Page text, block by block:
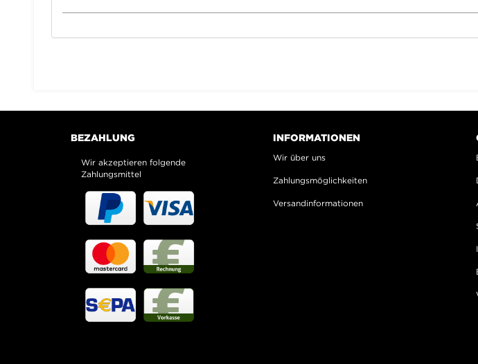
BEZAHLUNG
Wir akzeptieren folgende
Zahlungsmittel
INFORMATIONEN
Wir über uns
Zahlungsmöglichkeiten
Versandinformationen